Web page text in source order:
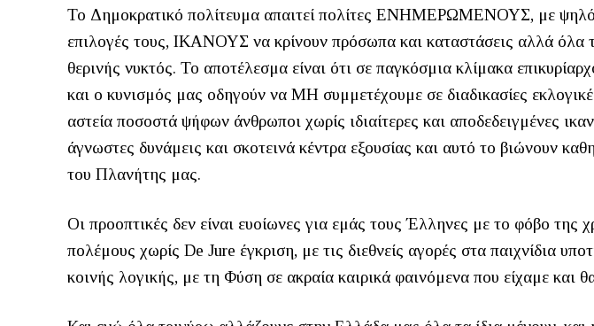
Το Δημοκρατικό πολίτευμα απαιτεί πολίτες ΕΝΗΜΕΡΩΜΕΝΟΥΣ, με
επιλογές τους, ΙΚΑΝΟΥΣ να κρίνουν πρόσωπα και καταστάσεις αλλά όλα
θερινής νυκτός. Το αποτέλεσμα είναι ότι σε παγκόσμια κλίμακα
και ο κυνισμός μας οδηγούν να ΜΗ συμμετέχουμε σε διαδικασίες
αστεία ποσοστά ψήφων άνθρωποι χωρίς ιδιαίτερες και αποδεδειγμένες
άγνωστες δυνάμεις και σκοτεινά κέντρα εξουσίας και αυτό το βιώνουν
του Πλανήτης μας.
Οι προοπτικές δεν είναι ευοίωνες για εμάς τους Έλληνες με το φόβο της
πολέμους χωρίς De Jure έγκριση, με τις διεθνείς αγορές στα παιχνίδια
κοινής λογικής, με τη Φύση σε ακραία καιρικά φαινόμενα που είχαμε και